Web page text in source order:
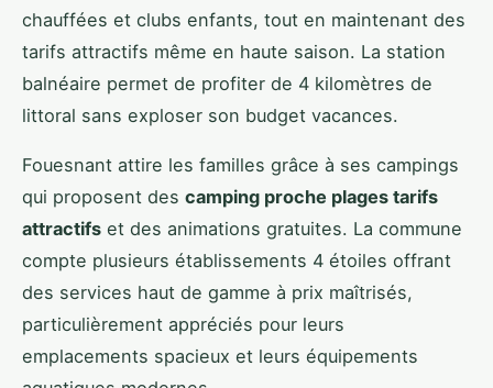
chauffées et clubs enfants, tout en maintenant des
tarifs attractifs même en haute saison. La station
balnéaire permet de profiter de 4 kilomètres de
littoral sans exploser son budget vacances.
Fouesnant attire les familles grâce à ses campings
qui proposent des camping proche plages tarifs
attractifs et des animations gratuites. La commune
compte plusieurs établissements 4 étoiles offrant
des services haut de gamme à prix maîtrisés,
particulièrement appréciés pour leurs
emplacements spacieux et leurs équipements